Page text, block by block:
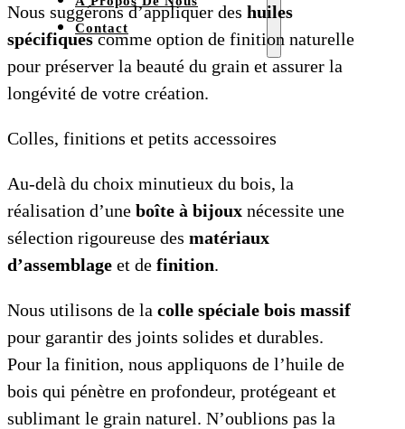
Contact
Nous suggérons d’appliquer des huiles
spécifiquescomme option de finition naturelle
pour préserver la beauté du grain et assurer la
longévité de votre création.
Colles, finitions et petits accessoires
Au-delà du choix minutieux du bois, la
réalisation d’une boîte à bijoux nécessite une
sélection rigoureuse des matériaux
d’assemblage et de finition.
Nous utilisons de la colle spéciale bois massif
pour garantir des joints solides et durables.
Pour la finition, nous appliquons de l’huile de
bois qui pénètre en profondeur, protégeant et
sublimant le grain naturel. N’oublions pas la